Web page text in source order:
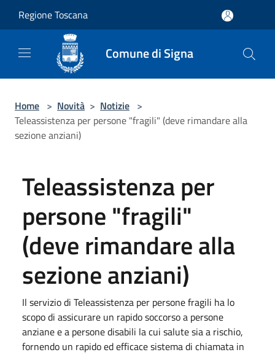
Regione Toscana
Comune di Signa
Home > Novità > Notizie >
Teleassistenza per persone "fragili" (deve rimandare alla
sezione anziani)
Teleassistenza per
persone "fragili"
(deve rimandare alla
sezione anziani)
Il servizio di Teleassistenza per persone fragili ha lo
scopo di assicurare un rapido soccorso a persone
anziane e a persone disabili la cui salute sia a rischio,
fornendo un rapido ed efficace sistema di chiamata in